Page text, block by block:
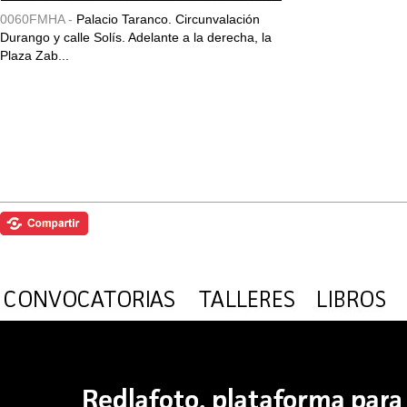
0060FMHA - Palacio Taranco. Circunvalación
Durango y calle Solís. Adelante a la derecha, la
Plaza Zab...